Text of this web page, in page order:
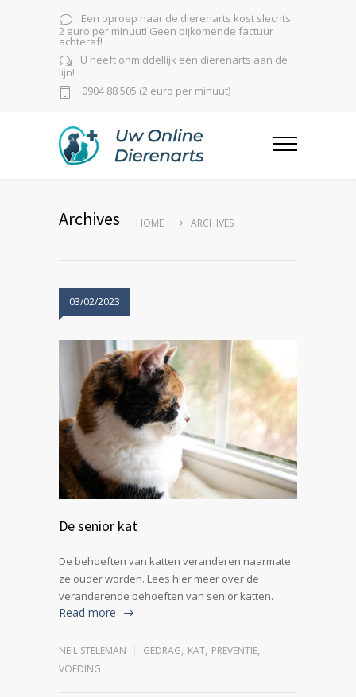
Een oproep naar de dierenarts kost slechts
2 euro per minuut! Geen bijkomende factuur
achteraf!
U heeft onmiddellijk een dierenarts aan de
lijn!
0904 88 505 (2 euro per minuut)
Archives HOME ARCHIVES
03/02/2023
De senior kat
De behoeften van katten veranderen naarmate
ze ouder worden. Lees hier meer over de
veranderende behoeften van senior katten.
Read more
NEIL STELEMAN GEDRAG, KAT, PREVENTIE,
VOEDING